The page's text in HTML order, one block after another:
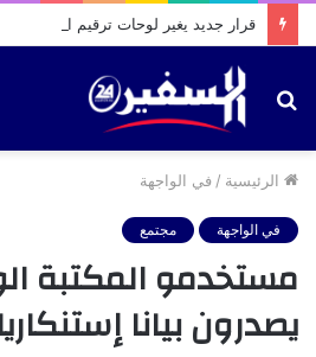
بحث
الرئيسية / في الواجهة
في الواجهة مجتمع
مستخدمو المكتبة
يصدرون بيانا